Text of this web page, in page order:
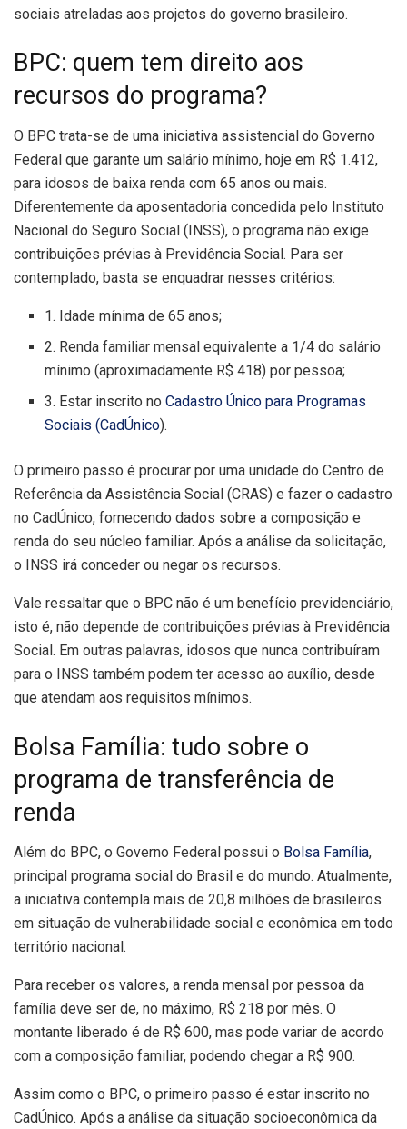
sociais atreladas aos projetos do governo brasileiro.
BPC: quem tem direito aos
recursos do programa?
O BPC trata-se de uma iniciativa assistencial do Governo
Federal que garante um salário mínimo, hoje em R$ 1.412,
para idosos de baixa renda com 65 anos ou mais.
Diferentemente da aposentadoria concedida pelo Instituto
Nacional do Seguro Social (INSS), o programa não exige
contribuições prévias à Previdência Social. Para ser
contemplado, basta se enquadrar nesses critérios:
1. Idade mínima de 65 anos;
2. Renda familiar mensal equivalente a 1/4 do salário
mínimo (aproximadamente R$ 418) por pessoa;
3. Estar inscrito noCadastro Único para Programas
Sociais (CadÚnico).
O primeiro passo é procurar por uma unidade do Centro de
Referência da Assistência Social (CRAS) e fazer o cadastro
no CadÚnico, fornecendo dados sobre a composição e
renda do seu núcleo familiar. Após a análise da solicitação,
o INSS irá conceder ou negar os recursos.
Vale ressaltar que o BPC não é um benefício previdenciário,
isto é, não depende de contribuições prévias à Previdência
Social. Em outras palavras, idosos que nunca contribuíram
para o INSS também podem ter acesso ao auxílio, desde
que atendam aos requisitos mínimos.
Bolsa Família: tudo sobre o
programa de transferência de
renda
Além do BPC, o Governo Federal possui o Bolsa Família,
principal programa social do Brasil e do mundo. Atualmente,
a iniciativa contempla mais de 20,8 milhões de brasileiros
em situação de vulnerabilidade social e econômica em todo
território nacional.
Para receber os valores, a renda mensal por pessoa da
família deve ser de, no máximo, R$ 218 por mês. O
montante liberado é de R$ 600, mas pode variar de acordo
com a composição familiar, podendo chegar a R$ 900.
Assim como o BPC, o primeiro passo é estar inscrito no
CadÚnico. Após a análise da situação socioeconômica da